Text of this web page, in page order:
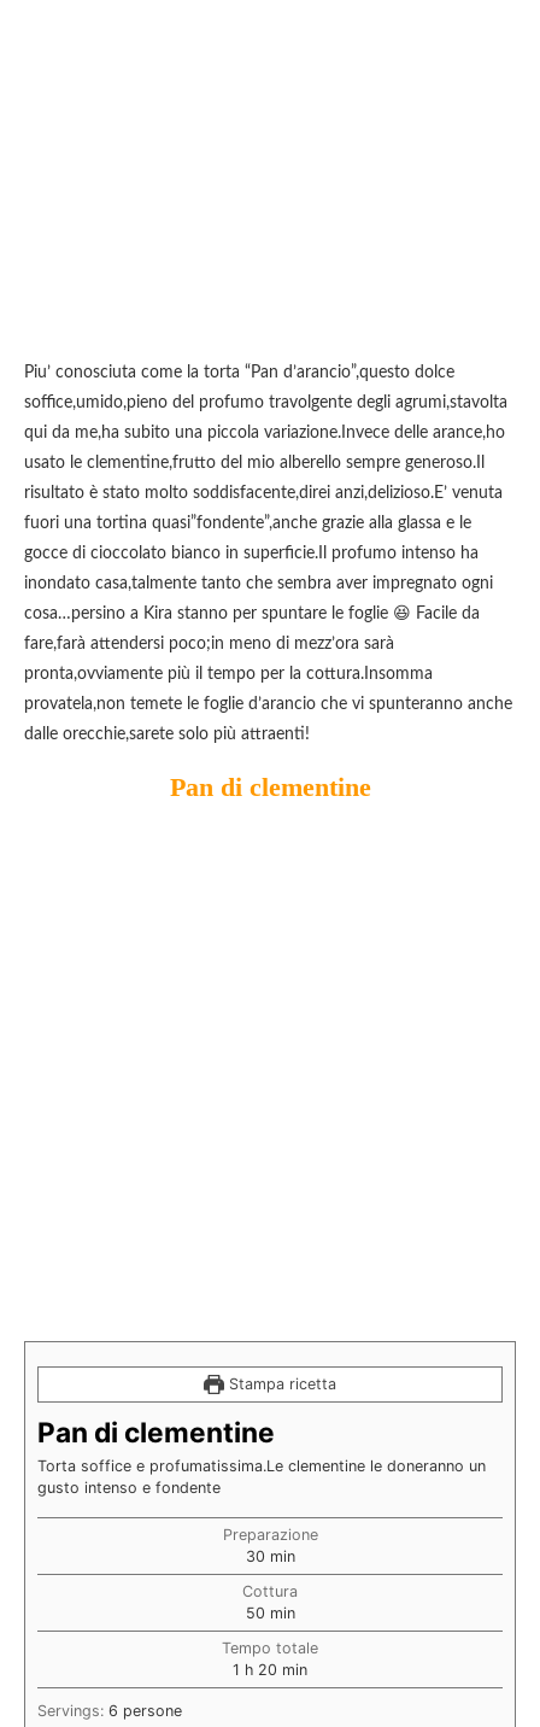
Piu’ conosciuta come la torta “Pan d’arancio”,questo dolce
soffice,umido,pieno del profumo travolgente degli agrumi,stavolta
qui da me,ha subito una piccola variazione.Invece delle arance,ho
usato le clementine,frutto del mio alberello sempre generoso.Il
risultato è stato molto soddisfacente,direi anzi,delizioso.E’ venuta
fuori una tortina quasi”fondente”,anche grazie alla glassa e le
gocce di cioccolato bianco in superficie.Il profumo intenso ha
inondato casa,talmente tanto che sembra aver impregnato ogni
cosa…persino a Kira stanno per spuntare le foglie 😆 Facile da
fare,farà attendersi poco;in meno di mezz’ora sarà
pronta,ovviamente più il tempo per la cottura.Insomma
provatela,non temete le foglie d’arancio che vi spunteranno anche
dalle orecchie,sarete solo più attraenti!
Pan di clementine
Stampa ricetta
Pan di clementine
Torta soffice e profumatissima.Le clementine le doneranno un
gusto intenso e fondente
Preparazione
30 min
Cottura
50 min
Tempo totale
1 h 20 min
Servings: 6 persone